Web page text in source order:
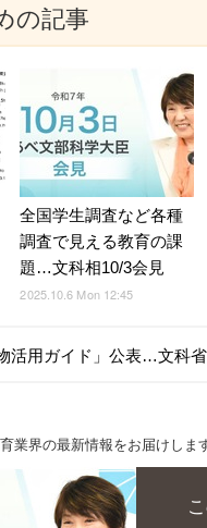
の記事
全国学生調査など各種
調査で見える教育の課
題…文科相10/3会見
2025.10.6 Mon 12:45
活用ガイド」公表…文科省
業界の最新情報をお届けしま